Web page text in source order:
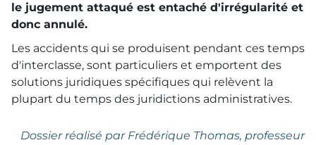
le jugement attaqué est entaché d'irrégularité et
donc annulé.
Les accidents qui se produisent pendant ces temps
d'interclasse, sont particuliers et emportent des
solutions juridiques spécifiques qui relèvent la
plupart du temps des juridictions administratives.
Dossier réalisé par Frédérique Thomas, professeur